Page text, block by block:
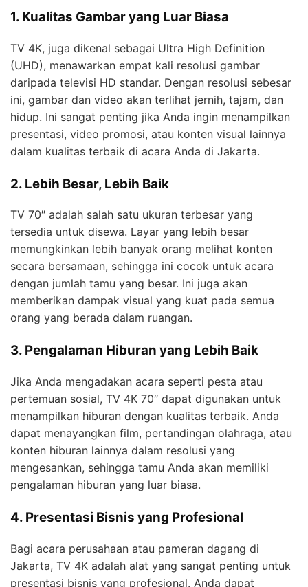
1. Kualitas Gambar yang Luar Biasa
TV 4K, juga dikenal sebagai Ultra High Definition
(UHD), menawarkan empat kali resolusi gambar
daripada televisi HD standar. Dengan resolusi sebesar
ini, gambar dan video akan terlihat jernih, tajam, dan
hidup. Ini sangat penting jika Anda ingin menampilkan
presentasi, video promosi, atau konten visual lainnya
dalam kualitas terbaik di acara Anda di Jakarta.
2. Lebih Besar, Lebih Baik
TV 70″ adalah salah satu ukuran terbesar yang
tersedia untuk disewa. Layar yang lebih besar
memungkinkan lebih banyak orang melihat konten
secara bersamaan, sehingga ini cocok untuk acara
dengan jumlah tamu yang besar. Ini juga akan
memberikan dampak visual yang kuat pada semua
orang yang berada dalam ruangan.
3. Pengalaman Hiburan yang Lebih Baik
Jika Anda mengadakan acara seperti pesta atau
pertemuan sosial, TV 4K 70″ dapat digunakan untuk
menampilkan hiburan dengan kualitas terbaik. Anda
dapat menayangkan film, pertandingan olahraga, atau
konten hiburan lainnya dalam resolusi yang
mengesankan, sehingga tamu Anda akan memiliki
pengalaman hiburan yang luar biasa.
4. Presentasi Bisnis yang Profesional
Bagi acara perusahaan atau pameran dagang di
Jakarta, TV 4K adalah alat yang sangat penting untuk
presentasi bisnis yang profesional. Anda dapat